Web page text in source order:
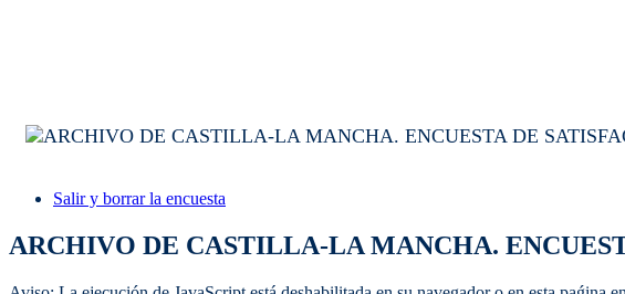
Salir y borrar la encuesta
ARCHIVO DE CASTILLA-LA MANCHA.